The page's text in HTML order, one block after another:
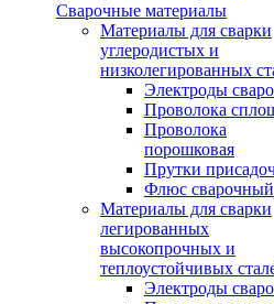
Сварочные материалы
Материалы для сварки
углеродистых и
низколегированных
Электроды
Проволока
Проволока
порошковая
Прутки
Флюс сварочный
Материалы для сварки
легированных
высокопрочных и
теплоустойчивых
Электроды